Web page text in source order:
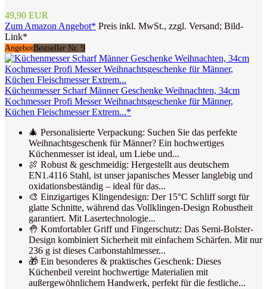
49,90 EUR
Zum Amazon Angebot* Preis inkl. MwSt., zzgl. Versand; Bild-
Link*
AngebotBestseller Nr. 9
Küchenmesser Scharf Männer Geschenke Weihnachten, 34cm
Kochmesser Profi Messer Weihnachtsgeschenke für Männer,
Küchen Fleischmesser Extrem...*
🎄 Personalisierte Verpackung: Suchen Sie das perfekte
Weihnachtsgeschenk für Männer? Ein hochwertiges
Küchenmesser ist ideal, um Liebe und...
🍖 Robust & geschmeidig: Hergestellt aus deutschem
EN1.4116 Stahl, ist unser japanisches Messer langlebig und
oxidationsbeständig – ideal für das...
🎨 Einzigartiges Klingendesign: Der 15°C Schliff sorgt für
glatte Schnitte, während das Vollklingen-Design Robustheit
garantiert. Mit Lasertechnologie...
🤚 Komfortabler Griff und Fingerschutz: Das Semi-Bolster-
Design kombiniert Sicherheit mit einfachem Schärfen. Mit nur
236 g ist dieses Carbonstahlmesser...
🎁 Ein besonderes & praktisches Geschenk: Dieses
Küchenbeil vereint hochwertige Materialien mit
außergewöhnlichem Handwerk, perfekt für die festliche...